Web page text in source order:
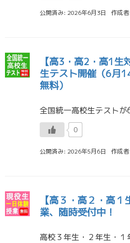
公開済み: 2026年6月3日 作成者:
【高3・高2・高1生
生テスト開催（6月
無料）
0
公開済み: 2026年5月6日 作成者:
【高３・高２・高
業、随時受付中！